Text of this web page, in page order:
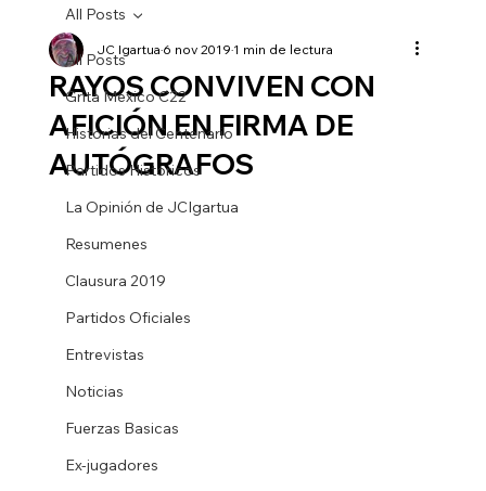
All Posts
Grita Mexico C22
Historias del Centenario
Partidos Historicos
La Opinión de JCIgartua
Resumenes
Clausura 2019
Partidos Oficiales
Entrevistas
Noticias
Fuerzas Basicas
Ex-jugadores
All Posts
RAYOS CONVIVEN CON
AFICIÓN EN FIRMA DE
AUTÓGRAFOS
JC Igartua6 nov 20191 min de lectura